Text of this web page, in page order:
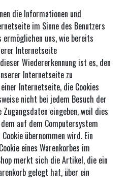
die Informationen und
im Sinne des Benutzers
uns, wie bereits
Internetseite
Wiedererkennung ist es, den
Internetseite zu
Internetseite, die Cookies
nicht bei jedem Besuch der
eingeben, weil dies
auf dem Computersystem
übernommen wird. Ein
eines Warenkorbes im
merkt sich die Artikel, die ein
gelegt hat, über ein